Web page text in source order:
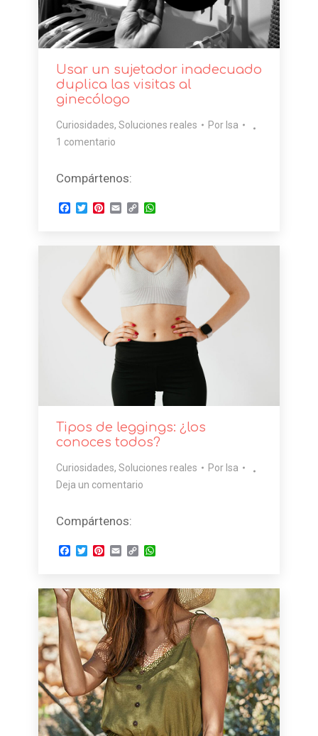
Usar un sujetador inadecuado
duplica las visitas al
ginecólogo
Curiosidades, Soluciones reales Por Isa
1 comentario
Compártenos:
Facebook
TwitterPinterest
EmailCopyWhatsApp
Tipos de leggings: ¿los
conoces todos?
Curiosidades, Soluciones reales Por Isa
Deja un comentario
Compártenos:
Facebook
TwitterPinterest
EmailCopyWhatsApp